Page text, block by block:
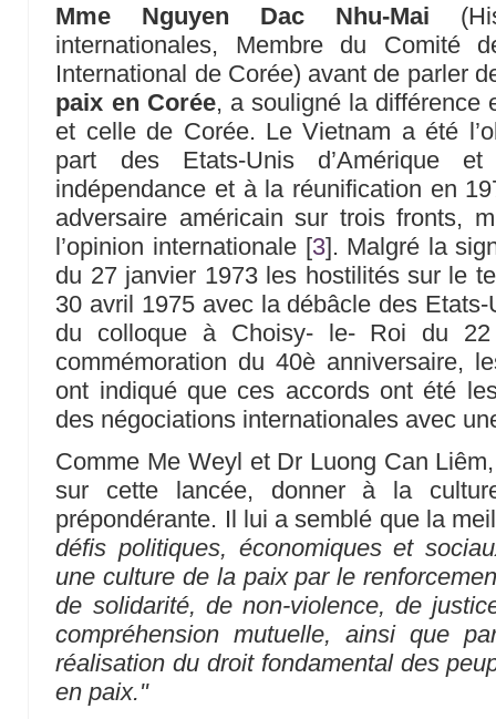
Mme Nguyen Dac Nhu-Mai
internationales, Membre du Comité
International de Corée) avant de parler
paix en Corée, a souligné la différence
et celle de Corée. Le Vietnam a été
part des Etats-Unis d’Amérique
indépendance et à la réunification en
adversaire américain sur trois fronts,
l’opinion internationale [3]. Malgré la
du 27 janvier 1973 les hostilités sur le
30 avril 1975 avec la débâcle des
du colloque à Choisy- le- Roi du
commémoration du 40è anniversaire,
ont indiqué que ces accords ont été
des négociations internationales avec
Comme Me Weyl et Dr Luong Can
sur cette lancée, donner à la
prépondérante. Il lui a semblé que la
défis politiques, économiques et
une culture de la paix par le
de solidarité, de non-violence, de
compréhension mutuelle, ainsi que
réalisation du droit fondamental des
en paix."